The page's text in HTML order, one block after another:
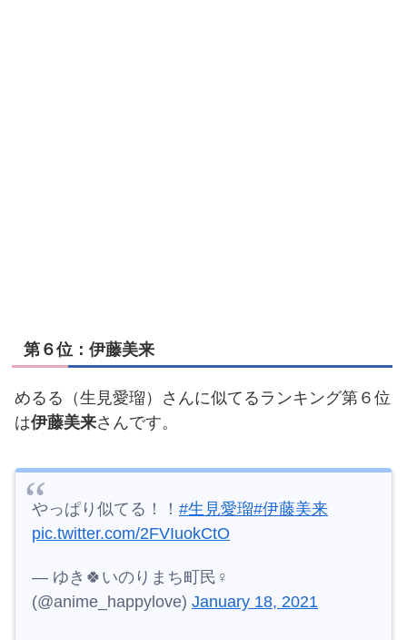
第６位：伊藤美来
めるる（生見愛瑠）さんに似てるランキング第６位
は伊藤美来さんです。
やっぱり似てる！！ #生見愛瑠#伊藤美来
pic.twitter.com/2FVIuokCtO
— ゆき🍀いのりまち町民♀
(@anime_happylove) January 18, 2021